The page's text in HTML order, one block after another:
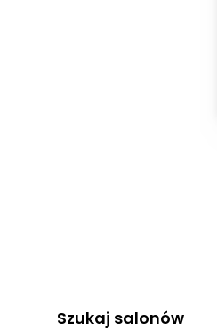
Szukaj salonów